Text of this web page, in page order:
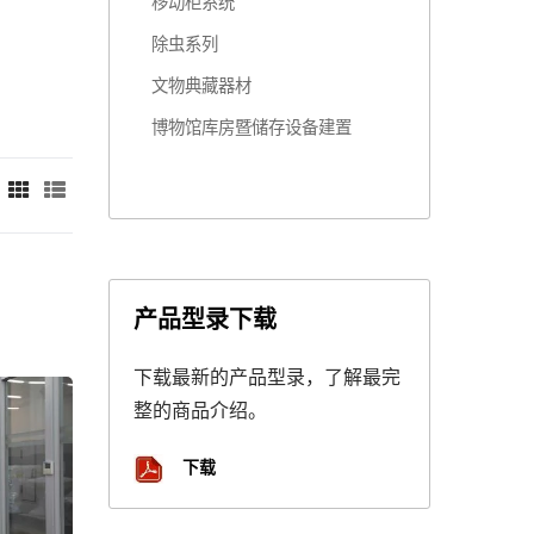
除虫系列
文物典藏器材
博物馆库房暨储存设备建置
产品型录下载
下载最新的产品型录，了解最完
整的商品介绍。
下载